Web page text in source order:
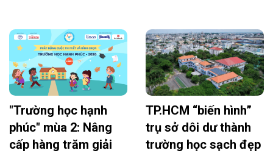
"Trường học hạnh
phúc" mùa 2: Nâng
cấp hàng trăm giải
TP.HCM “biến hình”
trụ sở dôi dư thành
trường học sạch đẹp